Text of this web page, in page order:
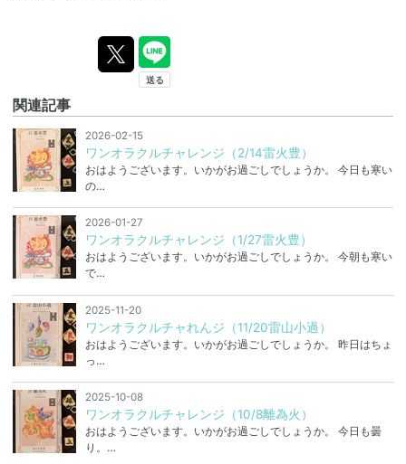
関連記事
2026-02-15
ワンオラクルチャレンジ（2/14雷火豊）
おはようございます。いかがお過ごしでしょうか。 今日も寒い
の…
2026-01-27
ワンオラクルチャレンジ（1/27雷火豊）
おはようございます。いかがお過ごしでしょうか。 今朝も寒い
で…
2025-11-20
ワンオラクルチャれんジ（11/20雷山小過）
おはようございます。いかがお過ごしでしょうか。 昨日はちょ
っ…
2025-10-08
ワンオラクルチャレンジ（10/8離為火）
おはようございます。いかがお過ごしでしょうか。 今日も曇
り。…